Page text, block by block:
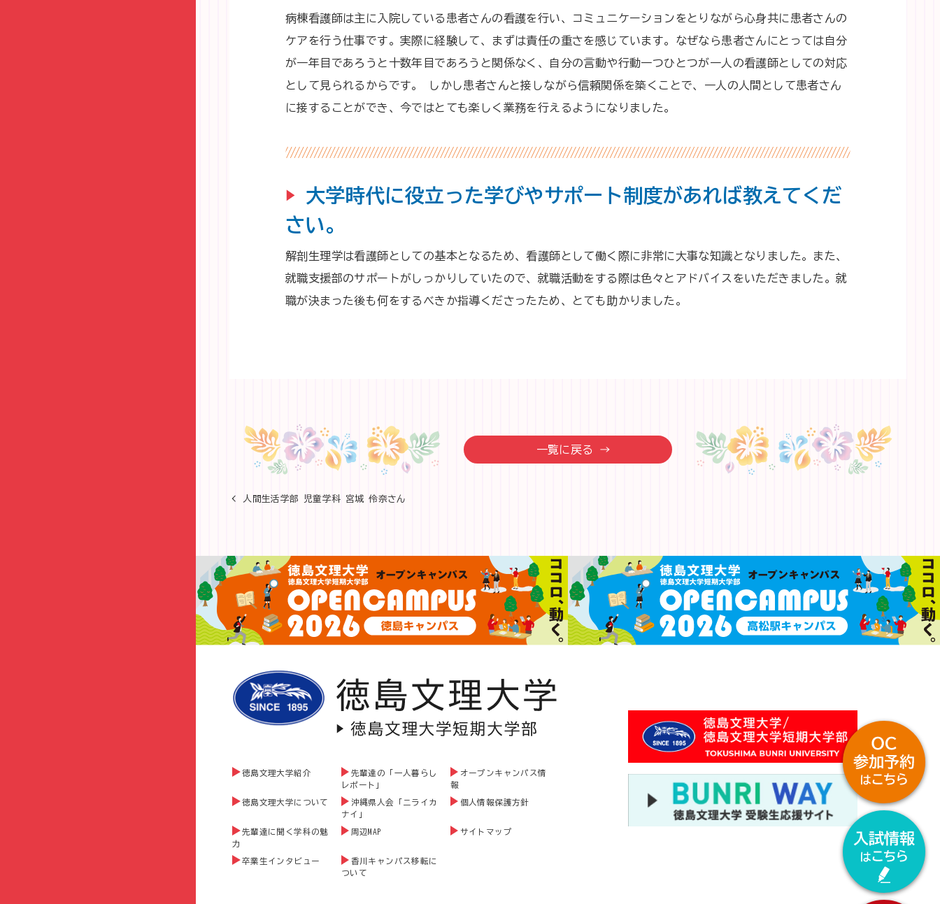
病棟看護師は主に入院している患者さんの看護を行い、コミュニケーションをとりながら心身共に患者さんの
ケアを行う仕事です。実際に経験して、まずは責任の重さを感じています。なぜなら患者さんにとっては自分
が一年目であろうと十数年目であろうと関係なく、自分の言動や行動一つひとつが一人の看護師としての対応
として見られるからです。 しかし患者さんと接しながら信頼関係を築くことで、一人の人間として患者さん
に接することができ、今ではとても楽しく業務を行えるようになりました。
▶ 大学時代に役立った学びやサポート制度があれば教えてくだ
さい。
解剖生理学は看護師としての基本となるため、看護師として働く際に非常に大事な知識となりました。また、
就職支援部のサポートがしっかりしていたので、就職活動をする際は色々とアドバイスをいただきました。就
職が決まった後も何をするべきか指導くださったため、とても助かりました。
一覧に戻る →
人間生活学部 児童学科 宮城 伶奈さん
徳島文理大学紹介
先輩達の「一人暮らし
レポート」
オープンキャンパス情
報
徳島文理大学について
沖縄県人会「ニライカ
ナイ」
個人情報保護方針
先輩達に聞く学科の魅
力
周辺MAP サイトマップ
卒業生インタビュー
香川キャンパス移転に
ついて